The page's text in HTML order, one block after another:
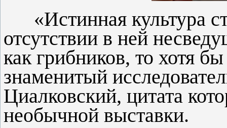
«Истинная культура
отсутствии в ней
как грибников, то хотя
знаменитый
Циалковский, цитата
необычной выставки.